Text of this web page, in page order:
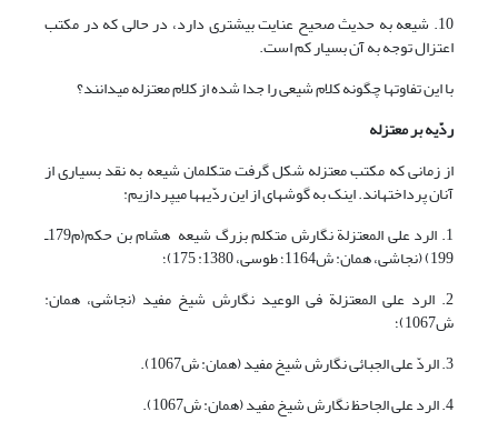
10. شیعه به حدیث صحیح عنایت بیشترى دارد، در حالى که در مکتب
اعتزال توجه به آن بسیار کم است.
با این تفاوت‏ها چگونه کلام شیعى را جدا شده از کلام معتزله مى‏دانند؟
ردّیه بر معتزله
از زمانى که مکتب معتزله شکل گرفت متکلمان شیعه به نقد بسیارى از
آنان پرداخته‏اند. اینک به گوشه‏اى از این ردّیه‏ها مى‏پردازیم:
1. الرد على المعتزلة نگارش متکلم بزرگ شیعه هشام بن حکم(م179ـ
199) (نجاشی، همان: ش1164؛ طوسی، 1380: 175)؛
2. الرد على المعتزلة فى الوعید نگارش شیخ مفید (نجاشی، همان:
ش1067)؛
3. الردّ على الجبائى نگارش شیخ مفید (همان: ش1067).
4. الرد على الجاحظ نگارش شیخ مفید (همان: ش1067).